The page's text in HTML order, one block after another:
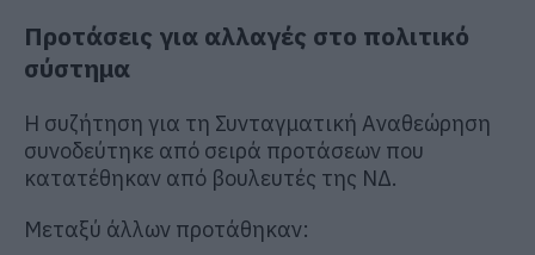
Προτάσεις για αλλαγές στο πολιτικό
σύστημα
Η συζήτηση για τη Συνταγματική Αναθεώρηση
συνοδεύτηκε από σειρά προτάσεων που
κατατέθηκαν από βουλευτές της ΝΔ.
Μεταξύ άλλων προτάθηκαν: